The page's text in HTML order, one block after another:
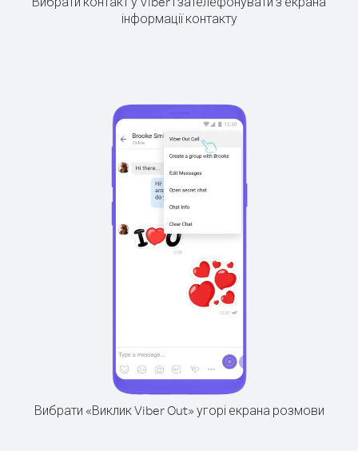
інформації контакту
Вибрати «Виклик Viber Out» угорі екрана розмови